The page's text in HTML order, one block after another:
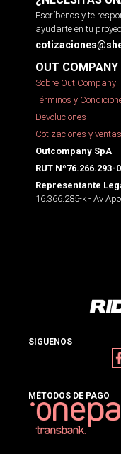
Escríbenos y te
ayudarte en tu
OUT COMPANY
Sobre Out Company
Términos y
Devoluciones
Cotizaciones y
Outcompany SpA
RUT Nº76.266.293-0
Representante
16.366.285-k - Av
SIGUENOS
MÉTODOS DE PAGO